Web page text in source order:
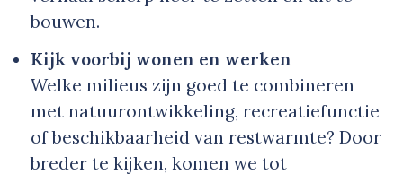
bouwen.
Kijk voorbij wonen en werken
Welke milieus zijn goed te combineren
met natuurontwikkeling, recreatiefunctie
of beschikbaarheid van restwarmte? Door
breder te kijken, komen we tot